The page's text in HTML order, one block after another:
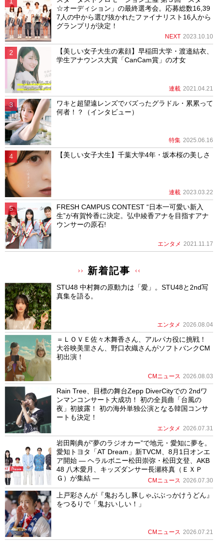
☆オーディション」の最終選考会。応募総数16,39
7人の中から選び抜かれたファイナリスト16人から
グランプリが決定！
NEXT 2023.10.10
【美しい女子大生の素顔】早稲田大学・渡邉結衣、
学生アナウンス大賞「CanCam賞」の才女
連載 2021.04.21
ワキと超望遠レンズでバズったグラドル・累累って
何者！？（インタビュー）
特集 2025.06.16
【美しい女子大生】千葉大学4年・坂本桜の美しさ
連載 2023.03.22
FRESH CAMPUS CONTEST “日本一可愛い新入
生”が有賀怜香に決定。弘中綾香アナを目指すアナ
ウンサーの原石!
エンタメ 2021.11.17
新着記事
STU48 中村舞の原動力は「愛」。STU48と2nd写
真集を語る。
エンタメ 2026.08.04
＝ＬＯＶＥ佐々木舞香さん、アルパカ役に挑戦！
大谷映美里さん、野口衣織さんがソフトバンクCM
初出演！
CMニュース 2026.08.03
Rain Tree、目標の舞台Zepp DiverCityでの 2ndワ
ンマンコンサート大成功！ 初の全員曲「台風の
夜」初披露！ 初の海外単独公演となる韓国コンサ
ートも決定！
エンタメ 2026.07.31
岩田剛典が”夢のラジオカー”で地元・愛知に夢を。
愛知トヨタ「AT Dream」新TVCM、8月1日オンエ
ア開始 ― ヘラルボニー松田崇弥・松田文登、AKB
48 八木愛月、キッズダンサー長瀬柊真（ＥＸＰ
Ｇ）が集結 ―
CMニュース 2026.07.30
上戸彩さんが『鬼おろし豚しゃぶぶっかけうどん』
をつるりで「鬼おいしい！」
CMニュース 2026.07.21